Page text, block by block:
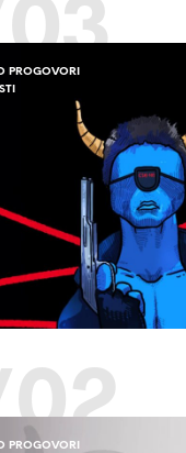
PROGOVORI
PROGOVORI